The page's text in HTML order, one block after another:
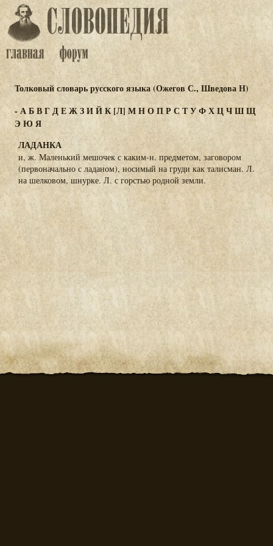
Толковый словарь русского языка (Ожегов С., Шведова Н)
-АБВГДЕЖЗИЙК[Л]МНОПР С ТУФХЦЧШЩ
Э Ю Я
ЛАДАНКА
и, ж. Маленький мешочек с каким-н. предметом, заговором
(первоначально с ладаном), носимый на груди как талисман. Л.
на шелковом, шнурке. Л. с горстью родной земли.